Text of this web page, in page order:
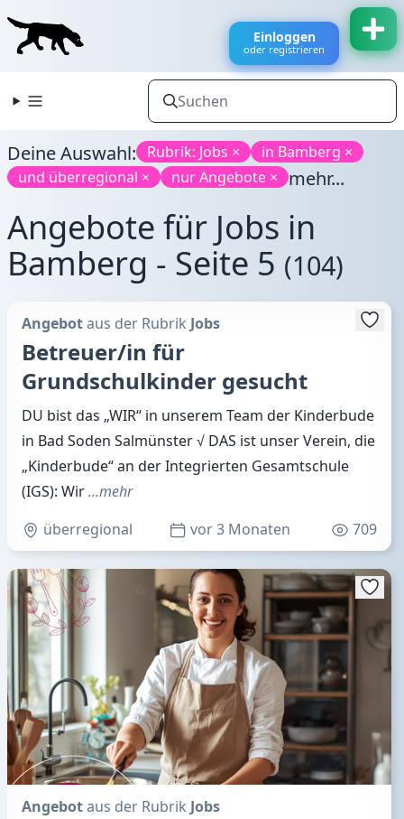
Einloggen
oder registrieren
Deine Auswahl: Rubrik: Jobs ×
in Bamberg ×
und überregional ×
nur Angebote × mehr...
Angebote für Jobs in
Bamberg - Seite 5 (104)
Angebotaus der Rubrik Jobs
Betreuer/in für
Grundschulkinder gesucht
DU bist das „WIR“ in unserem Team der Kinderbude
in Bad Soden Salmünster √ DAS ist unser Verein, die
„Kinderbude“ an der Integrierten Gesamtschule
(IGS): Wir…mehr
überregional
vor 3 Monaten 709
Angebotaus der Rubrik Jobs